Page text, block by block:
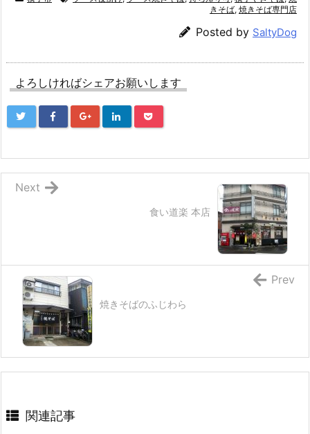
きそば, 焼きそば専門店
Posted by SaltyDog
よろしければシェアお願いします
食い道楽 本店
Next
焼きそばのふじわら
Prev
関連記事